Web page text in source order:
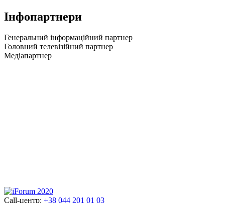
Інфопартнери
Генеральний інформаційний партнер
Головний телевізійний партнер
Медіапартнер
Call-центр: +38 044 201 01 03